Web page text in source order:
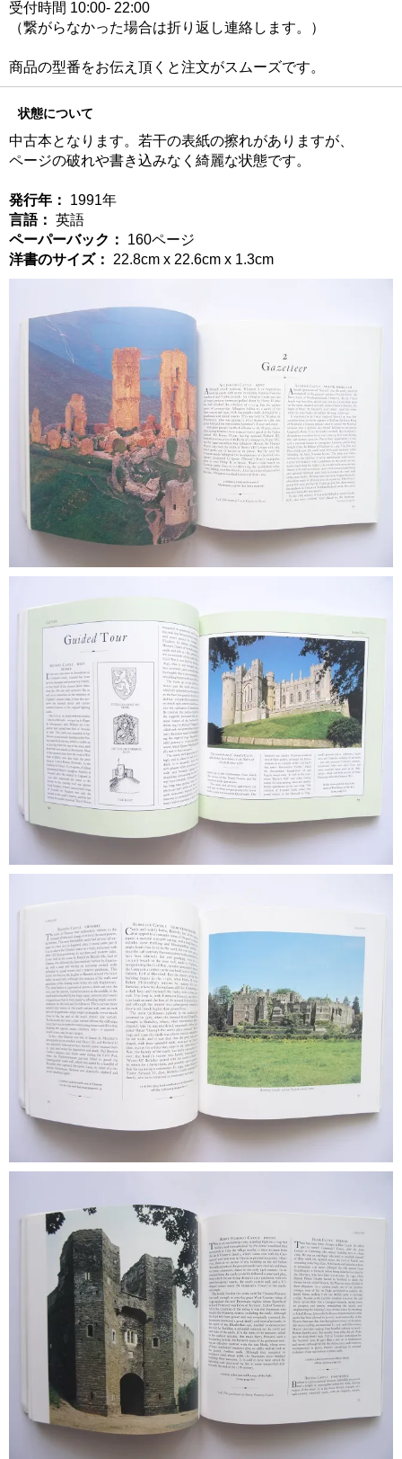
受付時間 10:00- 22:00
（繋がらなかった場合は折り返し連絡します。）
商品の型番をお伝え頂くと注文がスムーズです。
状態について
中古本となります。若干の表紙の擦れがありますが、
ページの破れや書き込みなく綺麗な状態です。
発行年：
1991年
言語： 英語
ペーパーバック：
160ページ
洋書のサイズ：
22.8cm x 22.6cm x 1.3cm